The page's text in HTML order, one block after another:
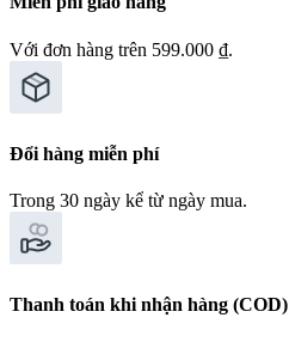
Với đơn hàng trên 599.000 ₫.
Đổi hàng miễn phí
Trong 30 ngày kể từ ngày mua.
Thanh toán khi nhận hàng (COD)